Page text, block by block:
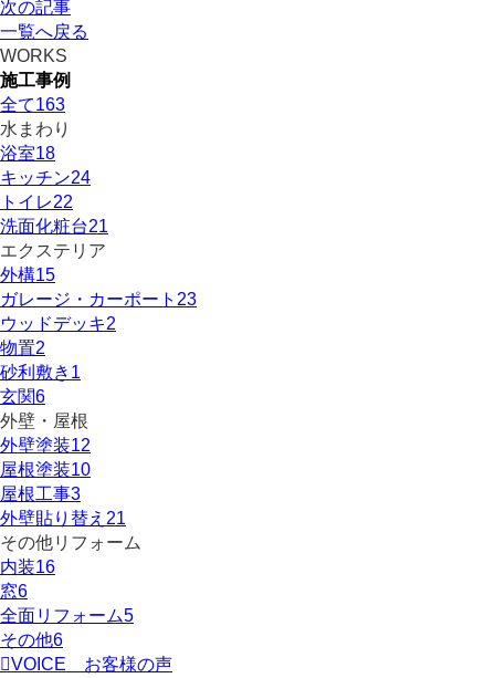
次の記事
一覧へ戻る
WORKS
施工事例
全て163
水まわり
浴室18
キッチン24
トイレ22
洗面化粧台21
エクステリア
外構15
ガレージ・カーポート 23
ウッドデッキ2
物置2
砂利敷き 1
玄関6
外壁・屋根
外壁塗装12
屋根塗装10
屋根工事3
外壁貼り替え 21
その他リフォーム
内装16
窓6
全面リフォーム5
その他6
VOICE
お客様の声